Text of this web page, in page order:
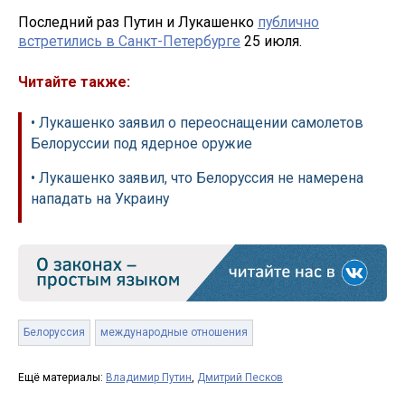
Последний раз Путин и Лукашенко публично
встретились в Санкт-Петербурге 25 июля.
Читайте также:
• Лукашенко заявил о переоснащении самолетов
Белоруссии под ядерное оружие
• Лукашенко заявил, что Белоруссия не намерена
нападать на Украину
Белоруссия международные отношения
Ещё материалы: Владимир Путин Дмитрий Песков